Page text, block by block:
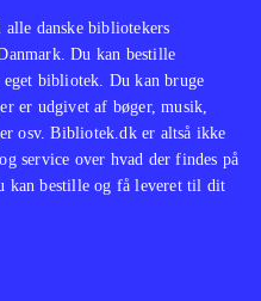
danske bibliotekers
Du kan bestille
bibliotek. Du kan bruge
er udgivet af bøger, musik,
osv. Bibliotek.dk er altså ikke
service over hvad der findes på
kan bestille og få leveret til dit